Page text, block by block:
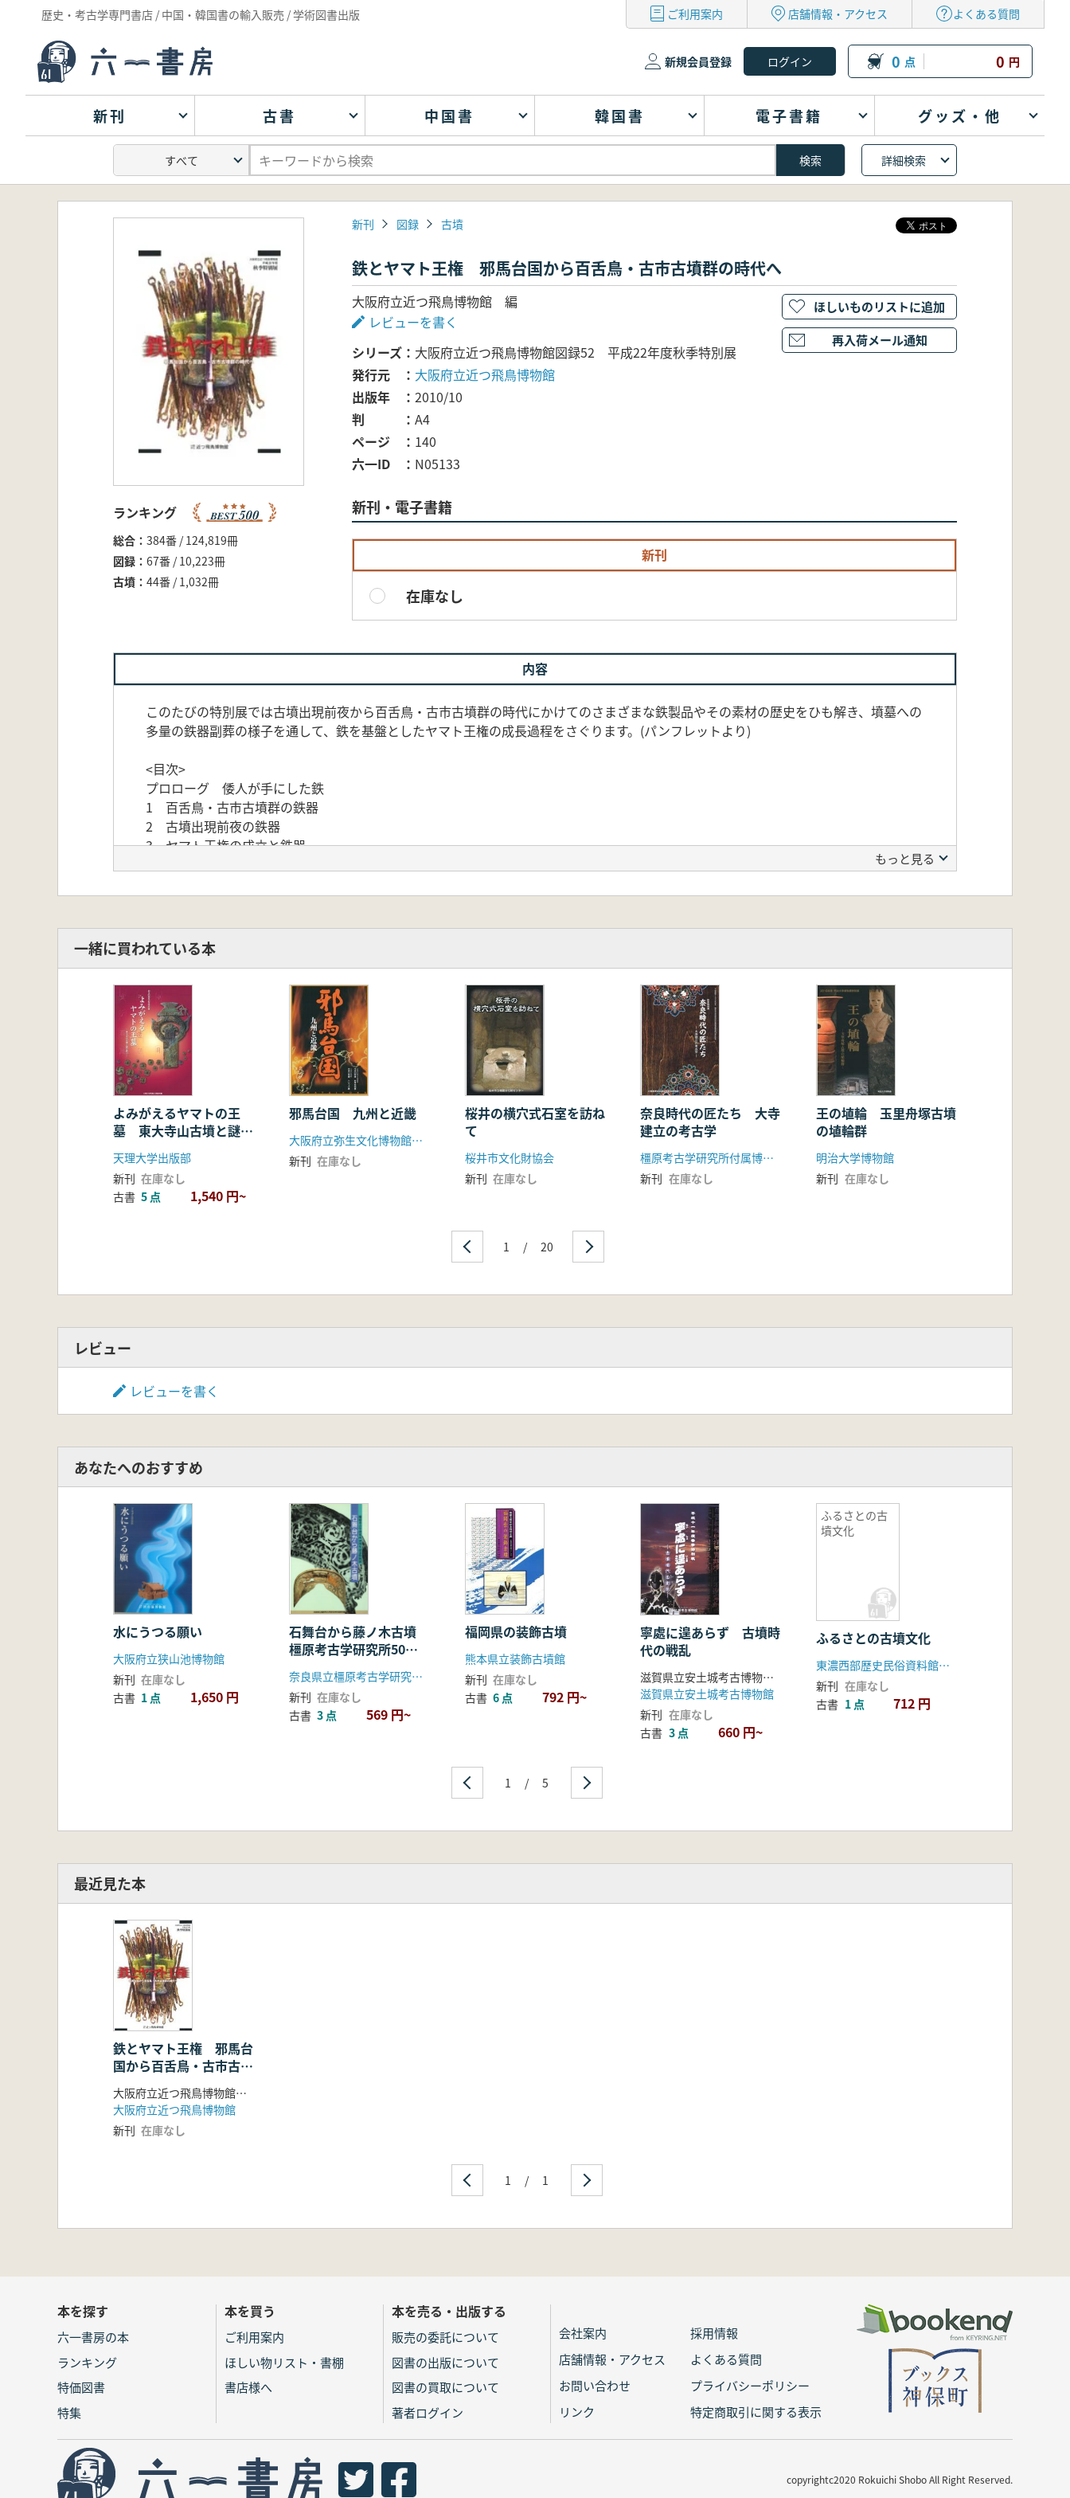
歴史・考古学専門書店 / 中国・韓国書の輸入販売 / 学術図書出版 ご利用案内 店舗情報・アクセス よくある質問
新規会員登録 0 点 0 円
新刊 古書 中国書 韓国書 電子書籍 グッズ・他
詳細検索
ランキング
総合
384番 / 124,819冊
図録
67番 / 10,223冊
古墳
44番 / 1,032冊
新刊 図録 古墳
鉄とヤマト王権 邪馬台国から百舌鳥・古市古墳群の時代へ
大阪府立近つ飛鳥博物館 編
レビューを書く
シリーズ
大阪府立近つ飛鳥博物館図録52 平成22年度秋季特別展
発行元
大阪府立近つ飛鳥博物館
出版年
2010/10
判
A4
ページ
140
六一ID
N05133
新刊・電子書籍
新刊
在庫なし
ほしいものリストに追加
再入荷メール通知
内容
このたびの特別展では古墳出現前夜から百舌鳥・古市古墳群の時代にかけてのさまざまな鉄製品やその素材の歴史をひも解き、墳墓への
多量の鉄器副葬の様子を通して、鉄を基盤としたヤマト王権の成長過程をさぐります。(パンフレットより)
<目次>
プロローグ 倭人が手にした鉄
1 百舌鳥・古市古墳群の鉄器
2 古墳出現前夜の鉄器
3 ヤマト王権の成立と鉄器
もっと見る
一緒に買われている本
よみがえるヤマトの王
墓 東大寺山古墳と謎の
天理大学出版部
新刊 在庫なし
古書 5 点 1,540 円~
邪馬台国 九州と近畿
大阪府立弥生文化博物館 九州国立博物館
新刊 在庫なし
桜井の横穴式石室を訪ね
て
桜井市文化財協会
新刊 在庫なし
奈良時代の匠たち 大寺
建立の考古学
橿原考古学研究所付属博物館
新刊 在庫なし
王の埴輪 玉里舟塚古墳
の埴輪群
明治大学博物館
新刊 在庫なし
1 / 20
レビュー
レビューを書く
あなたへのおすすめ
水にうつる願い
大阪府立狭山池博物館
新刊 在庫なし
古書 1 点 1,650 円
石舞台から藤ノ木古墳
橿原考古学研究所50周
年記念特別展
奈良県立橿原考古学研究所附属博物館
新刊 在庫なし
古書 3 点 569 円~
福岡県の装飾古墳
熊本県立装飾古墳館
新刊 在庫なし
古書 6 点 792 円~
寧處に遑あらず 古墳時
代の戦乱
滋賀県立安土城考古博物館 編
滋賀県立安土城考古博物館
新刊 在庫なし
古書 3 点 660 円~
ふるさとの古
墳文化
ふるさとの古墳文化
東濃西部歴史民俗資料館 瑞浪陶磁資料館
新刊 在庫なし
古書 1 点 712 円
1 / 5
最近見た本
鉄とヤマト王権 邪馬台
国から百舌鳥・古市古墳
大阪府立近つ飛鳥博物館 編
大阪府立近つ飛鳥博物館
新刊 在庫なし
1 / 1
本を探す
六一書房の本
ランキング
特価図書
特集
本を買う
ご利用案内
ほしい物リスト・書棚
書店様へ
本を売る・出版する
販売の委託について
図書の出版について
図書の買取について
著者ログイン
会社案内
採用情報
店舗情報・アクセス
よくある質問
お問い合わせ
プライバシーポリシー
リンク
特定商取引に関する表示
copyrightc2020 Rokuichi Shobo All Right Reserved.